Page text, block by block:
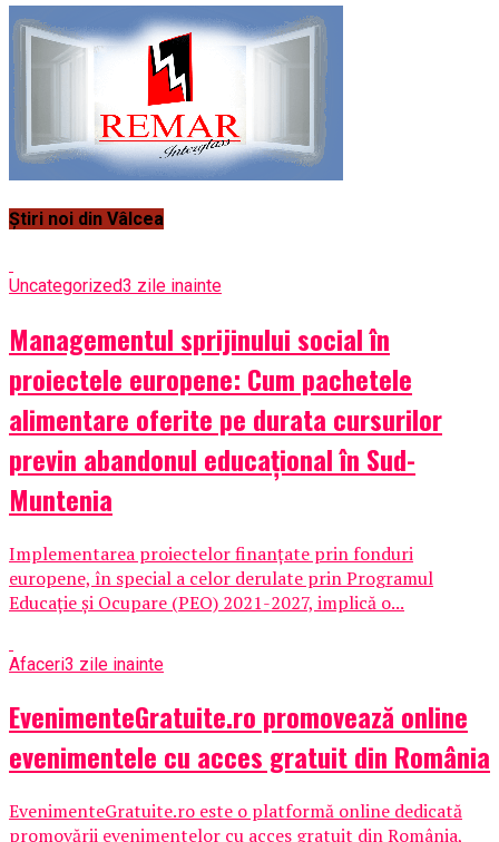
Știri noi din Vâlcea
Uncategorized3 zile inainte
Managementul sprijinului social în
proiectele europene: Cum pachetele
alimentare oferite pe durata cursurilor
previn abandonul educațional în Sud-
Muntenia
Implementarea proiectelor finanțate prin fonduri
europene, în special a celor derulate prin Programul
Educație și Ocupare (PEO) 2021-2027, implică o...
Afaceri3 zile inainte
EvenimenteGratuite.ro promovează online
evenimentele cu acces gratuit din România
EvenimenteGratuite.ro este o platformă online dedicată
promovării evenimentelor cu acces gratuit din România,